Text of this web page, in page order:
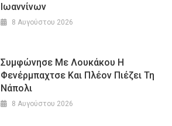
Ιωαννίνων
8 Αυγούστου 2026
Συμφώνησε Με Λουκάκου Η
Φενέρμπαχτσε Και Πλέον Πιέζει Τη
Νάπολι
8 Αυγούστου 2026